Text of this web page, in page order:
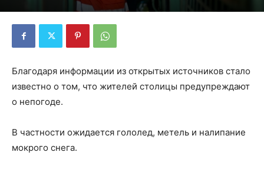
Благодаря информации из открытых источников стало
известно о том, что жителей столицы предупреждают
о непогоде.
В частности ожидается гололед, метель и налипание
мокрого снега.